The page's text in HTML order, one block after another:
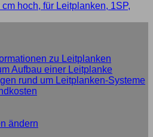
hoch, für Leitplanken, 1SP,
zu Leitplanken
Aufbau einer Leitplanke
rund um Leitplanken-Systeme
ändern